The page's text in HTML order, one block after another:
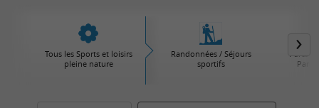
Tous les Sports et loisirs
pleine nature
Randonnées / Séjours
sportifs
Parcs